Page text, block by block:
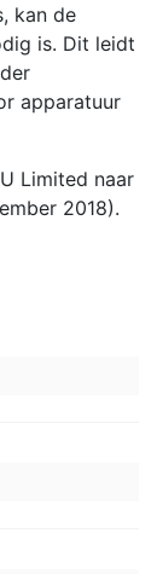
kan de
is. Dit leidt
apparatuur
Limited naar
2018).